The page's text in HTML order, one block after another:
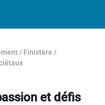
/ Finistère /
et défis